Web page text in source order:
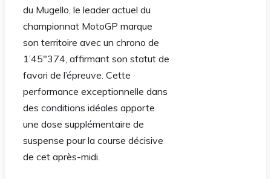
du Mugello, le leader actuel du
championnat MotoGP marque
son territoire avec un chrono de
1’45″374, affirmant son statut de
favori de l’épreuve. Cette
performance exceptionnelle dans
des conditions idéales apporte
une dose supplémentaire de
suspense pour la course décisive
de cet après-midi.